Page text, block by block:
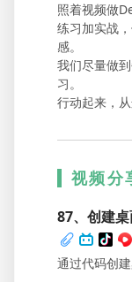
照着视频做
练习加实战
感。
我们尽量做
习。
行动起来，
视频分
87、创建
通过代码创